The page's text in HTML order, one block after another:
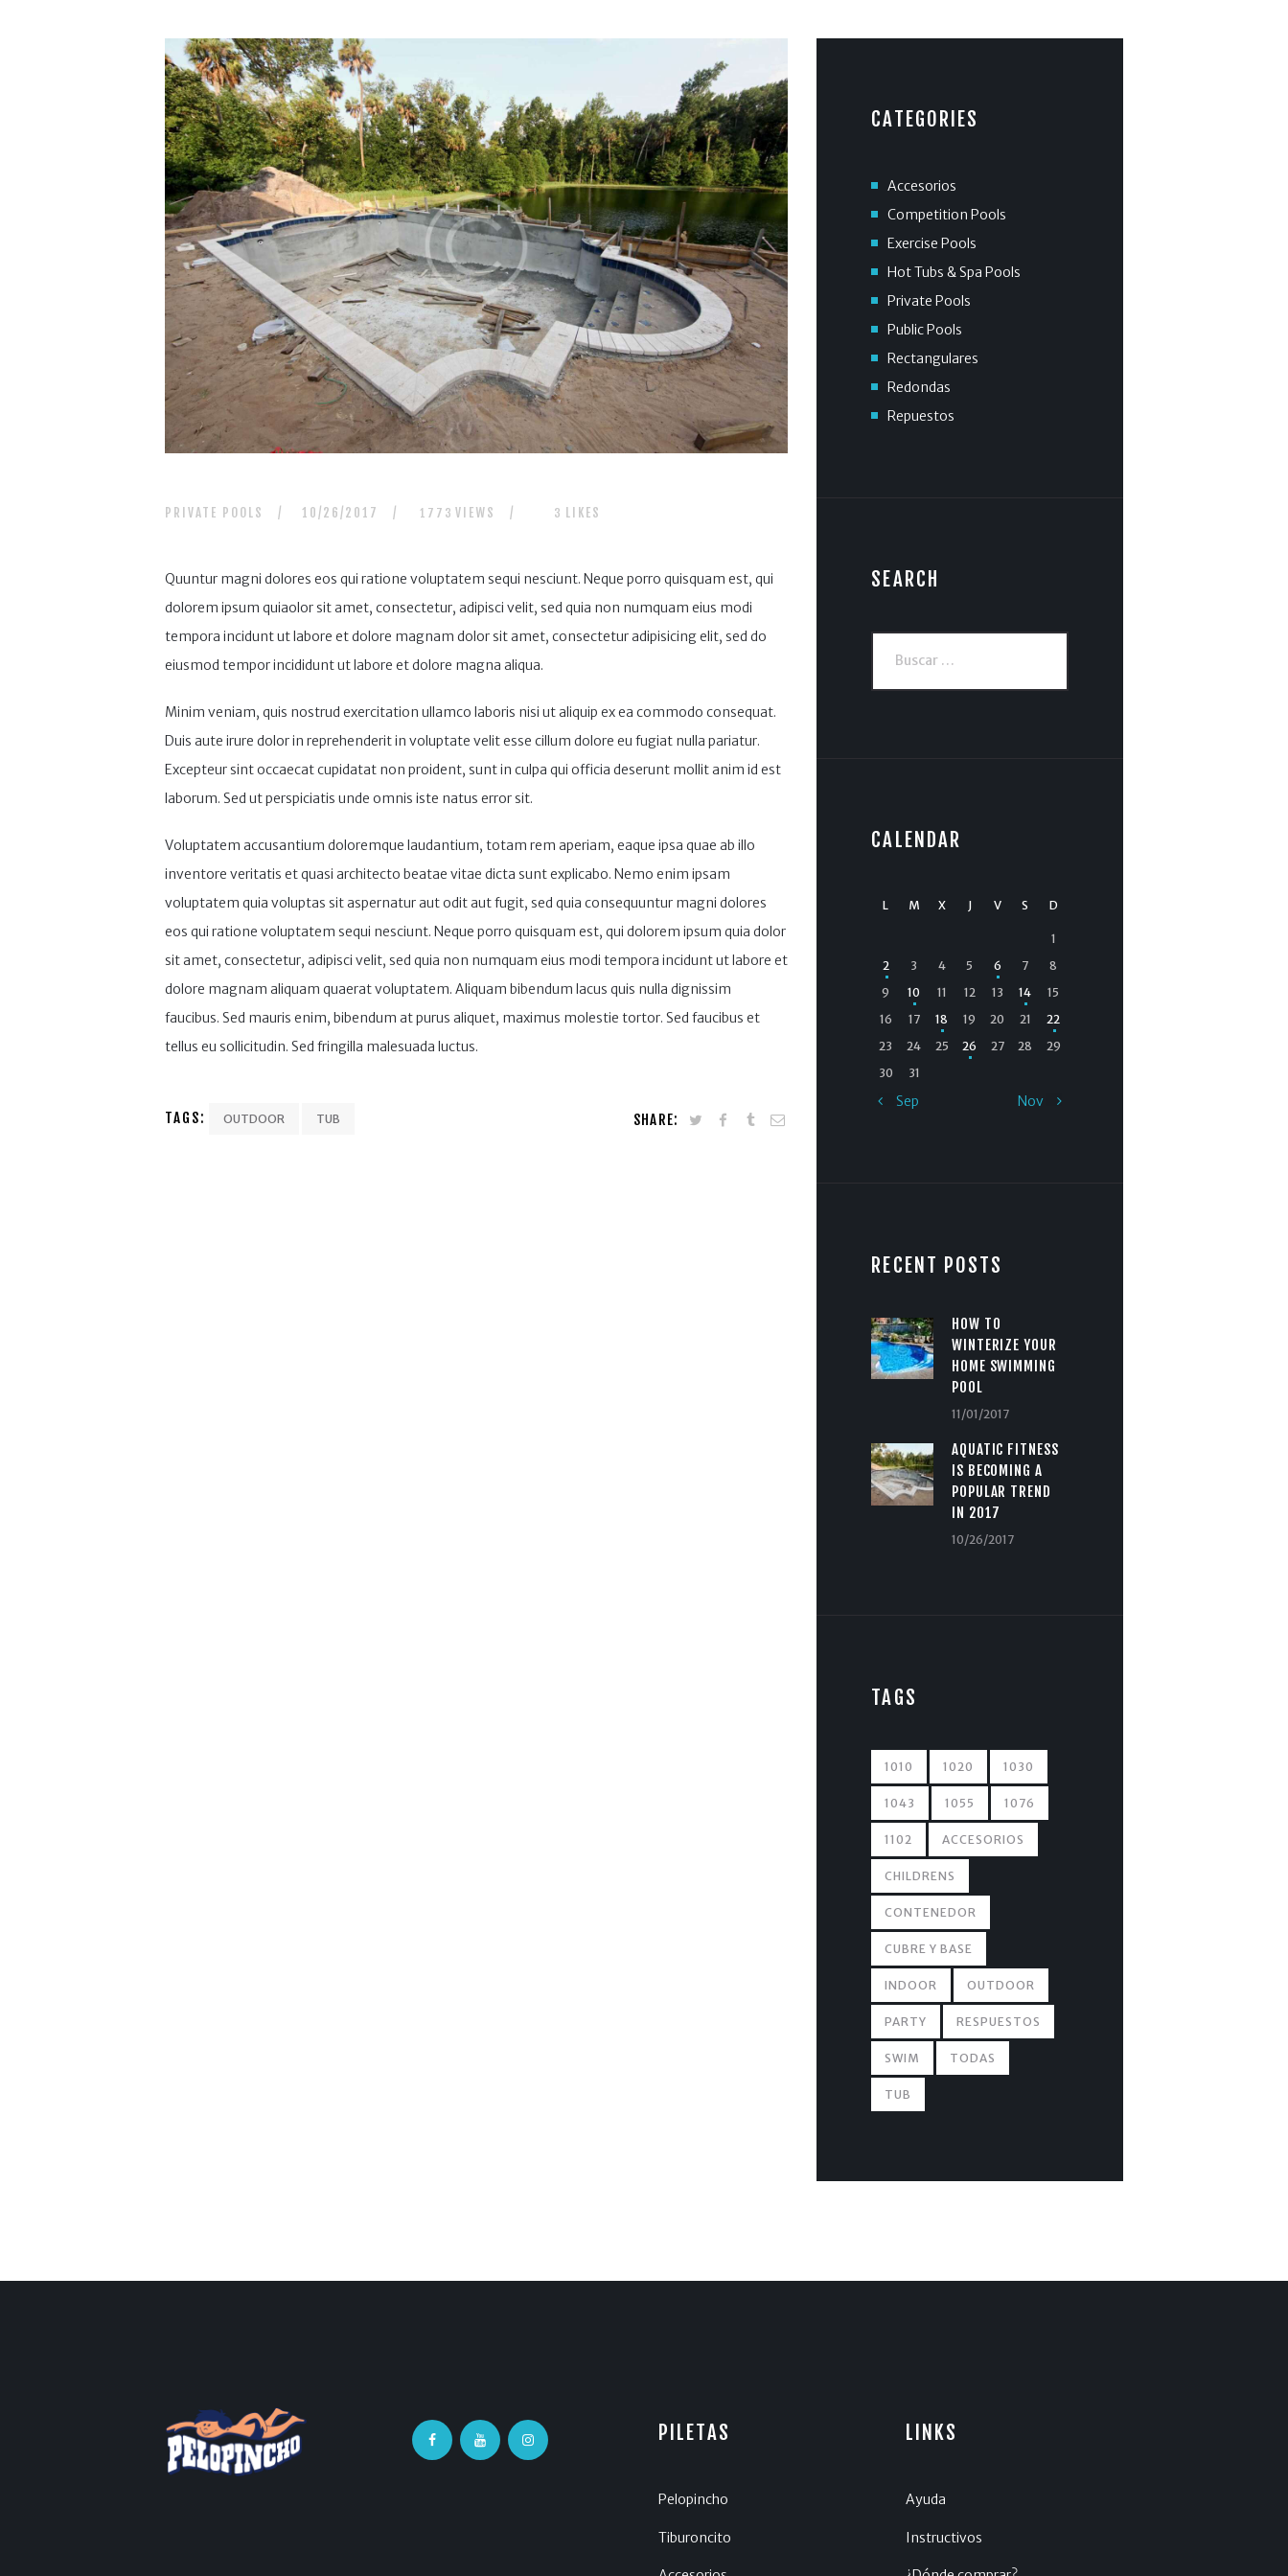
PRIVATE POOLS 10/26/2017 1773 VIEWS 3 LIKES
Quuntur magni dolores eos qui ratione voluptatem sequi nesciunt. Neque porro quisquam est, qui
dolorem ipsum quiaolor sit amet, consectetur, adipisci velit, sed quia non numquam eius modi
tempora incidunt ut labore et dolore magnam dolor sit amet, consectetur adipisicing elit, sed do
eiusmod tempor incididunt ut labore et dolore magna aliqua.
Minim veniam, quis nostrud exercitation ullamco laboris nisi ut aliquip ex ea commodo consequat.
Duis aute irure dolor in reprehenderit in voluptate velit esse cillum dolore eu fugiat nulla pariatur.
Excepteur sint occaecat cupidatat non proident, sunt in culpa qui officia deserunt mollit anim id est
laborum. Sed ut perspiciatis unde omnis iste natus error sit.
Voluptatem accusantium doloremque laudantium, totam rem aperiam, eaque ipsa quae ab illo
inventore veritatis et quasi architecto beatae vitae dicta sunt explicabo. Nemo enim ipsam
voluptatem quia voluptas sit aspernatur aut odit aut fugit, sed quia consequuntur magni dolores
eos qui ratione voluptatem sequi nesciunt. Neque porro quisquam est, qui dolorem ipsum quia dolor
sit amet, consectetur, adipisci velit, sed quia non numquam eius modi tempora incidunt ut labore et
dolore magnam aliquam quaerat voluptatem. Aliquam bibendum lacus quis nulla dignissim
faucibus. Sed mauris enim, bibendum at purus aliquet, maximus molestie tortor. Sed faucibus et
tellus eu sollicitudin. Sed fringilla malesuada luctus.
TAGS: OUTDOOR TUB SHARE:
CATEGORIES
Accesorios
Competition Pools
Exercise Pools
Hot Tubs & Spa Pools
Private Pools
Public Pools
Rectangulares
Redondas
Repuestos
SEARCH
CALENDAR
L M X J V S D
1
2
3 4 5 6 7
8
9
10 11 12 13 14
15
16
17 18 19 20 21
22
23
24 25 26 27 28
29
30
31
« Sep Nov »
RECENT POSTS
HOW TO
WINTERIZE YOUR
HOME SWIMMING
POOL
11/01/2017
AQUATIC FITNESS
IS BECOMING A
POPULAR TREND
IN 2017
10/26/2017
TAGS
1010 1020 1030
1043 1055 1076
1102 ACCESORIOS
CHILDRENS
CONTENEDOR
CUBRE Y BASE
INDOOR OUTDOOR
PARTY RESPUESTOS
SWIM TODAS
TUB
PILETAS
Pelopincho
Tiburoncito
LINKS
Ayuda
Instructivos